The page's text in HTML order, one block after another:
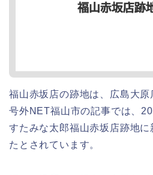
福山赤坂店の跡地は、広島大原
号外NET福山市の記事では、
すたみな太郎福山赤坂店跡地
たとされています。